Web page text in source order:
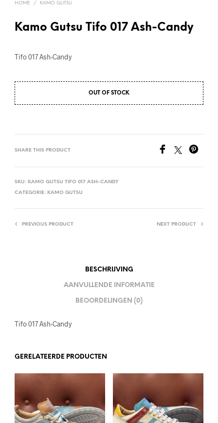
HOME / KAMO GUTSU
Kamo Gutsu Tifo 017 Ash-Candy
Tifo 017 Ash-Candy
OUT OF STOCK
SHARE THIS PRODUCT
SKU: KAMO GUTSU TIFO 017 ASH-CANDY
CATEGORIE: KAMO GUTSU
PREVIOUS PRODUCT NEXT PRODUCT
BESCHRIJVING
AANVULLENDE INFORMATIE
BEOORDELINGEN (0)
Tifo 017 Ash-Candy
GERELATEERDE PRODUCTEN